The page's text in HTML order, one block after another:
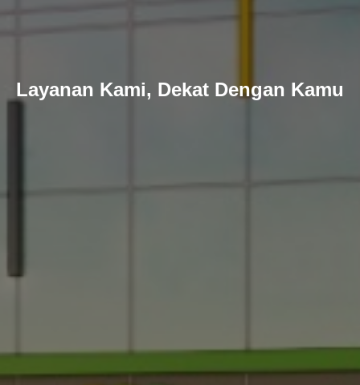
Layanan Kami, Dekat Dengan Kamu